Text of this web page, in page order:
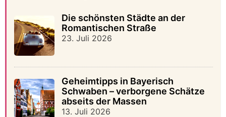
Die schönsten Städte an der
Romantischen Straße
23. Juli 2026
Geheimtipps in Bayerisch
Schwaben – verborgene Schätze
abseits der Massen
13. Juli 2026